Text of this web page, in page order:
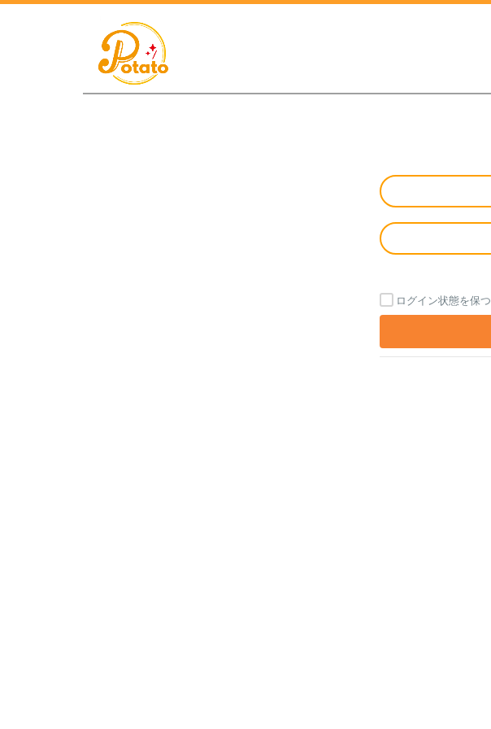
ログイン状態を保つ